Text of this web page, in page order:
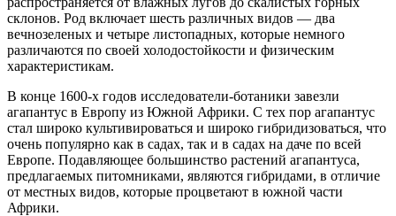
склонов. Род включает шесть различных видов — два
вечнозеленых и четыре листопадных, которые немного
различаются по своей холодостойкости и физическим
характеристикам.
В конце 1600-х годов исследователи-ботаники завезли
агапантус в Европу из Южной Африки. С тех пор агапантус
стал широко культивироваться и широко гибридизоваться, что
очень популярно как в садах, так и в садах на даче по всей
Европе. Подавляющее большинство растений агапантуса,
предлагаемых питомниками, являются гибридами, в отличие
от местных видов, которые процветают в южной части
Африки.